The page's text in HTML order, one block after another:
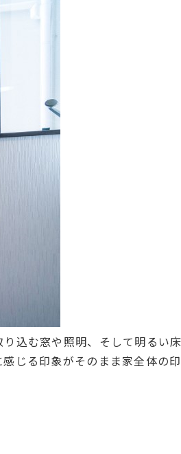
込む窓や照明、そして明るい
じる印象がそのまま家全体の